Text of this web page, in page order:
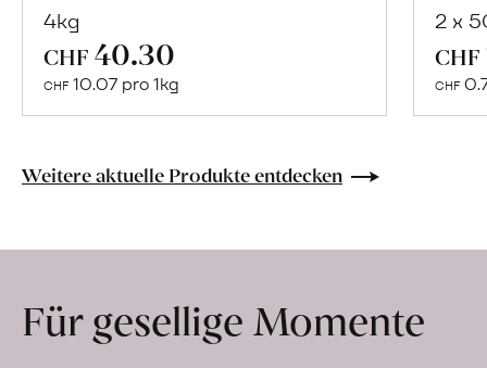
4kg
CHF 40.30
CHF 10.07 pro 1kg
Naturbelassene
Lebensmittel
Hof
erfahren
2 x
CHF
CHF
Weitere aktuelle Produkte entdecken
Für gesellige Momente